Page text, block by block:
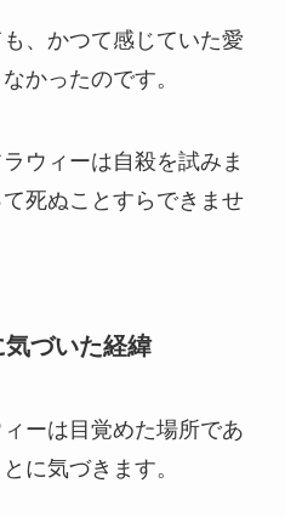
、かつて感じていた愛
かったのです。
ウィーは自殺を試みま
死ぬことすらできませ
づいた経緯
ーは目覚めた場所であ
に気づきます。